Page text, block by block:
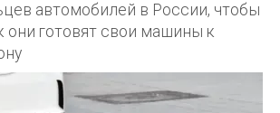
автомобилей в России, чтобы
они готовят свои машины к